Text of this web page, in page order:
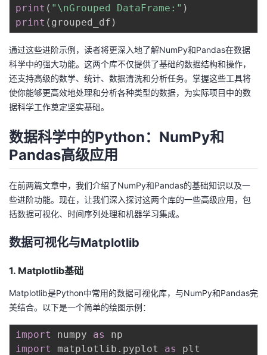
print ( "\nGrouped DataFrame:" )
print ( grouped_df )
通过这些进阶示例，读者将更深入地了解NumPy和Pandas在数据
科学中的强大功能。这两个库不仅提供了基础的数据结构和操作，
还支持高级的数学、统计、数据清洗和分析任务。掌握这些工具将
使你能够更高效地处理和分析各种类型的数据，为实际项目中的数
据科学工作奠定坚实基础。
数据科学中的Python：NumPy和
Pandas高级应用
在前两篇文章中，我们介绍了NumPy和Pandas的基础知识以及一
些进阶功能。现在，让我们深入探讨这两个库的一些高级应用，包
括数据可视化、时间序列处理和机器学习集成。
数据可视化与Matplotlib
1. Matplotlib基础
Matplotlib是Python中常用的数据可视化库，与NumPy和Pandas完
美结合。以下是一个简单的绘图示例：
import numpy as
import
matplotlib . pyplot as plt